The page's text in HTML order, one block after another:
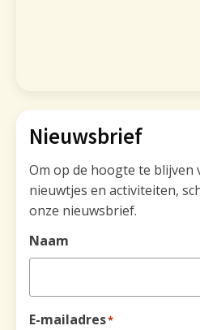
Nieuwsbrief
Om op de hoogte te blijven
nieuwtjes en activiteiten,
onze nieuwsbrief.
Naam
E-mailadres*